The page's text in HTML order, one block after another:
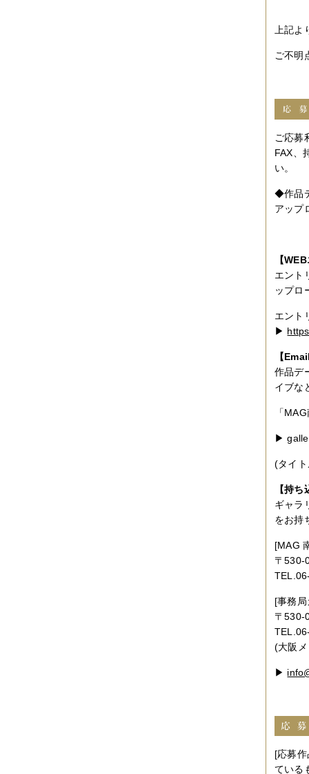
上記
ご不明
ご応募
FAX、
い。
◆作品
アップ
【
エント
ップロ
エント
▶︎
【
作品デ
イブな
「
▶
(タイ
【持
ギャラ
をお持
[MAG
〒530-
[事務
〒530-
(大阪
▶
[応募
ている